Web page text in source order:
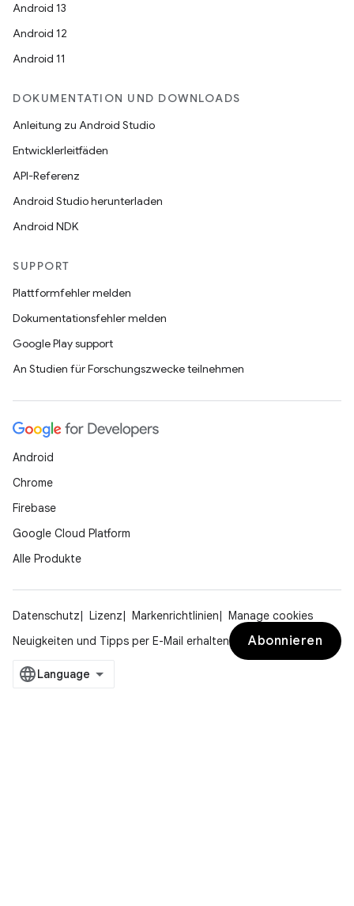
Android 13
Android 12
Android 11
DOKUMENTATION UND DOWNLOADS
Anleitung zu Android Studio
Entwicklerleitfäden
API-Referenz
Android Studio herunterladen
Android NDK
SUPPORT
Plattformfehler melden
Dokumentationsfehler melden
Google Play support
An Studien für Forschungszwecke teilnehmen
Android
Chrome
Firebase
Google Cloud Platform
Alle Produkte
Datenschutz Lizenz Markenrichtlinien
Manage cookies
Neuigkeiten und Tipps per E-Mail erhalten
Abonnieren